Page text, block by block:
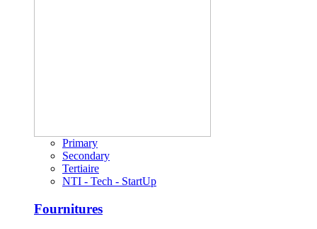
Primary
Secondary
Tertiaire
NTI - Tech - StartUp
Fournitures